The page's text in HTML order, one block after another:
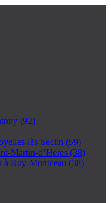
(92)
lès-Seclin (59)
Martin-d’Hères (38)
à Ruy-Montceau (38)